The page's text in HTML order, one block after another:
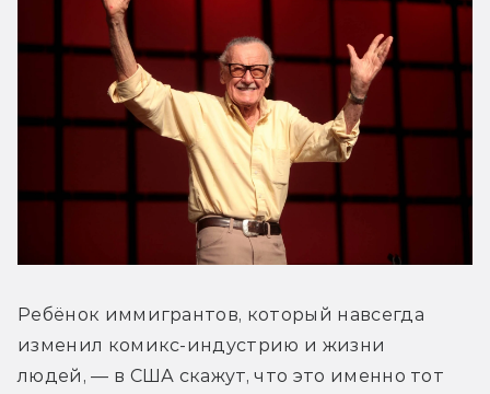
Ребёнок иммигрантов, который навсегда
изменил комикс-индустрию и жизни
людей, — в США скажут, что это именно тот